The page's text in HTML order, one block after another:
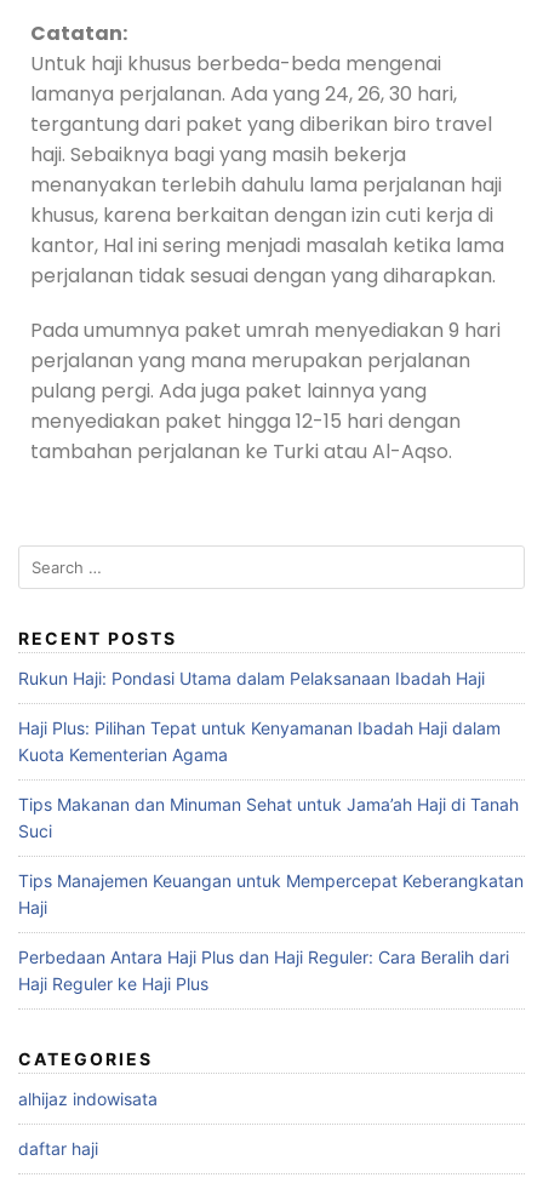
Catatan:
Untuk haji khusus berbeda-beda mengenai
lamanya perjalanan. Ada yang 24, 26, 30 hari,
tergantung dari paket yang diberikan biro travel
haji. Sebaiknya bagi yang masih bekerja
menanyakan terlebih dahulu lama perjalanan haji
khusus, karena berkaitan dengan izin cuti kerja di
kantor, Hal ini sering menjadi masalah ketika lama
perjalanan tidak sesuai dengan yang diharapkan.
Pada umumnya paket umrah menyediakan 9 hari
perjalanan yang mana merupakan perjalanan
pulang pergi. Ada juga paket lainnya yang
menyediakan paket hingga 12-15 hari dengan
tambahan perjalanan ke Turki atau Al-Aqso.
RECENT POSTS
Rukun Haji: Pondasi Utama dalam Pelaksanaan Ibadah Haji
Haji Plus: Pilihan Tepat untuk Kenyamanan Ibadah Haji dalam
Kuota Kementerian Agama
Tips Makanan dan Minuman Sehat untuk Jama’ah Haji di Tanah
Suci
Tips Manajemen Keuangan untuk Mempercepat Keberangkatan
Haji
Perbedaan Antara Haji Plus dan Haji Reguler: Cara Beralih dari
Haji Reguler ke Haji Plus
CATEGORIES
alhijaz indowisata
daftar haji